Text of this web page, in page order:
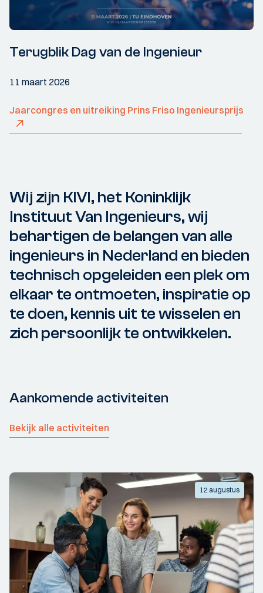
Terugblik Dag van de Ingenieur
11 maart 2026
Jaarcongres en uitreiking Prins Friso Ingenieursprijs
Wij zijn KIVI, het Koninklijk
Instituut Van Ingenieurs, wij
behartigen de belangen van alle
ingenieurs in Nederland en bieden
technisch opgeleiden een plek om
elkaar te ontmoeten, inspiratie op
te doen, kennis uit te wisselen en
zich persoonlijk te ontwikkelen.
Aankomende activiteiten
Bekijk alle activiteiten
12 augustus